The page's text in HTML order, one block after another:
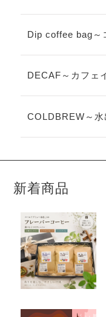
Dip coffee bag～
DECAF～カフェ
COLDBREW～水
新着商品